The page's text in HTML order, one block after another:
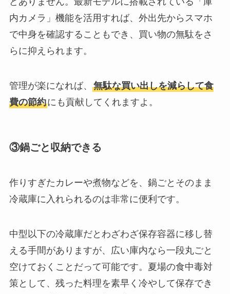
内カメラ」機能を活用すれば、外出先からスマホ
で中身を確認することもでき、買い物の無駄をさ
らに抑えられます。
管理が楽になれば、 無駄な買い出しを減らして食
費の節約にも貢献してくれますよ。
③鍋ごと収納できる
作りすぎたカレーや煮物などを、鍋ごとそのまま
冷蔵庫に入れられるのは非常に便利です。
中型以下の冷蔵庫だとわざわざ保存容器に移し替
える手間がありますが、広い庫内なら一段丸ごと
空けておくことだって可能です。夏場の食中毒対
策として、残った料理を素早く冷やして保存でき